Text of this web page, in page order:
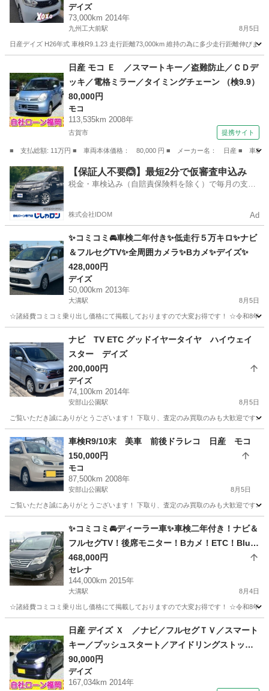
デイズ
73,000km 2014年
九州工大前駅 8月5日
日産デイズ H26年式 車検R9.1.23 走行距離73,000km 維持の為に多少走行距離伸びま
九州工大前駅
日産 モコ Ｅ ／スマートキー／盗難防止／ＣＤデ
ッキ／電格ミラー／タイミングチェーン （検9.9）
80,000円
モコ
113,535km 2008年
古賀市 提携サイト
■ 支払総額: 11万円 ■ 車両本体価格： 80,000 円 ■ メーカー名： 日産 ■ 車種
福岡 古賀市 モコ
【保証人不要🙆】最短2分で仮審査申込み
税金・車検込み（自賠責保険料を除く）で毎月の支払
株式会社IDOM Ad
✨コミコミ🚘車検二年付き✨低走行５万キロ✨ナビ
＆フルセグTV✨全周囲カメラ✨Bカメ✨デイズ✨
428,000円
デイズ
50,000km 2013年
大溝駅 8月5日
☆諸経費コミコミ乗り出し価格にて掲載しておりますので大変お得です！ ☆令和8年
大溝駅 デイズ
ナビ TV ETC グッドイヤータイヤ ハイウェイ
スター デイズ
200,000円
デイズ
74,100km 2014年
安部山公園駅 8月5日
ご覧いただき誠にありがとうございます！ 下取り、査定のみ買取のみも大歓迎です
福岡 北九州市 安部山公園駅 デイズ
車検R9/10末 美車 前後ドラレコ 日産 モコ
150,000円
モコ
87,500km 2008年
安部山公園駅 8月5日
ご覧いただき誠にありがとうございます！ 下取り、査定のみ買取のみも大歓迎で
モコ
✨コミコミ🚘ディーラー車✨車検二年付き！ナビ＆
フルセグTV！後席モニター！Bカメ！ETC！Bluet
ooth！両パワスラ！セレナ！
468,000円
セレナ
144,000km 2015年
大溝駅 8月4日
☆諸経費コミコミ乗り出し価格にて掲載しておりますので大変お得です！ ☆令和8年
大溝駅 セレナ 車両
日産 デイズ Ｘ ／ナビ／フルセグＴＶ／スマート
キー／プッシュスタート／アイドリングストップ
／ウィンカーミラー／タイミングチェーン （検9.
6）
90,000円
デイズ
167,034km 2014年